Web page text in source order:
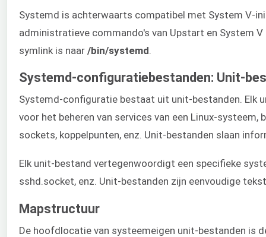
Systemd is achterwaarts compatibel met System V-
administratieve commando's van Upstart en System
symlink is naar /bin/systemd
Systemd-configuratiebestanden: Unit-
Systemd-configuratie bestaat uit unit-bestanden. Elk
voor het beheren van services van een Linux-
sockets, koppelpunten, enz. Unit-bestanden slaan
Elk unit-bestand vertegenwoordigt een specifieke
sshd.socket, enz. Unit-bestanden zijn eenvoudige
Mapstructuur
De hoofdlocatie van systeemeigen unit-bestanden is